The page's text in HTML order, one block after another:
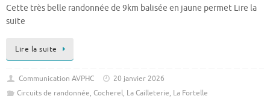
Cette très belle randonnée de 9km balisée en jaune permet Lire la
suite
Lire la suite
Communication AVPHC
20 janvier 2026
Circuits de randonnée, Cocherel, La Cailleterie, La Fortelle